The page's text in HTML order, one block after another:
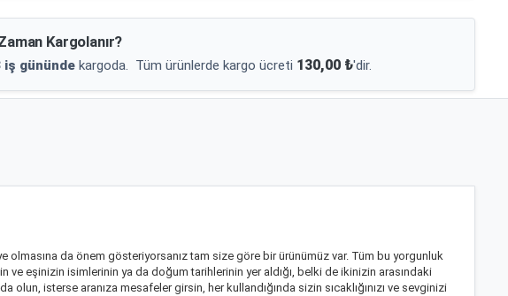
Kargolanır?
iş gününde kargoda. Tüm ürünlerde kargo ücreti 130,00 ₺'dir.
da önem gösteriyorsanız tam size göre bir ürünümüz var. Tüm bu yorgunluk
ve eşinizin isimlerinin ya da doğum tarihlerinin yer aldığı, belki de ikinizin arasındaki
isterse aranıza mesafeler girsin, her kullandığında sizin sıcaklığınızı ve sevginizi